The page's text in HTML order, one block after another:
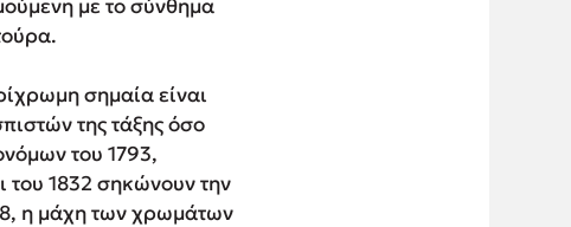
με το σύνθημα
σημαία είναι
της τάξης όσο
του 1793,
του 1832 σηκώνουν την
η μάχη των χρωμάτων